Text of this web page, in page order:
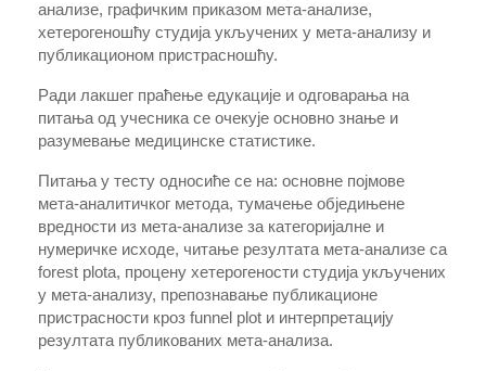
анализе, графичким приказом мета-анализе,
хетерогеношћу студија укључених у мета-анализу и
публикационом пристрасношћу.
Ради лакшег праћење едукације и одговарања на
питања од учесника се очекује основно знање и
разумевање медицинске статистике.
Питања у тесту односиће се на: основне појмове
мета-аналитичког метода, тумачење обједињене
вредности из мета-анализе за категоријалне и
нумеричке исходе, читање резултата мета-анализе са
forest plota, процену хетерогености студија укључених
у мета-анализу, препознавање публикационе
пристрасности кроз funnel plot и интерпретацију
резултата публикованих мета-анализа.